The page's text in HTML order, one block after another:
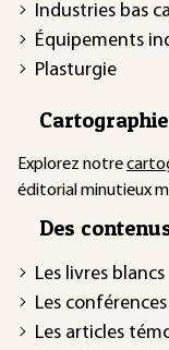
Industries bas
Équipements
Plasturgie
Explorez notre
éditorial minutieux
Des
Les livres blancs
Les
Les articles